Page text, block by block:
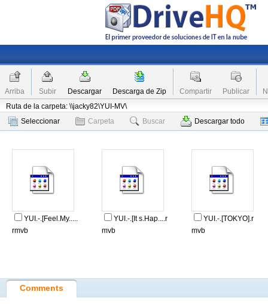
Arriba Subir Descargar Descarga de Zip Compartir Publicar
Ruta de la carpeta: \\jacky82\YUI-MV\
Seleccionar
Carpeta Buscar Descargar todo
YUI.-.[Feel.My.....
rmvb
YUI.-.[It s.Hap....r
mvb
YUI.-.[TOKYO].r
mvb
Comments